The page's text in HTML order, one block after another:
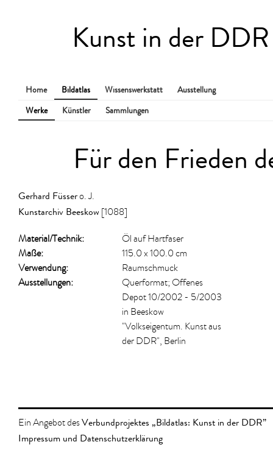
Kunst in der DDR
Home Bildatlas Wissenswerkstatt
Ausstellung
Werke
Künstler Sammlungen
Für den Frieden
Gerhard Füssero. J.
Kunstarchiv Beeskow [1088]
Material/​Technik:
Öl auf Hartfaser
Maße:
115.0 x 100.0 cm
Verwendung:
Raumschmuck
Ausstellungen:
Querformat; Offenes
Depot 10/2002 - 5/2003
in Beeskow
"Volkseigentum. Kunst aus
der DDR", Berlin
Ein Angebot desVerbundprojektes „Bildatlas: Kunst in der DDR”
Impressum und Datenschutzerklärung